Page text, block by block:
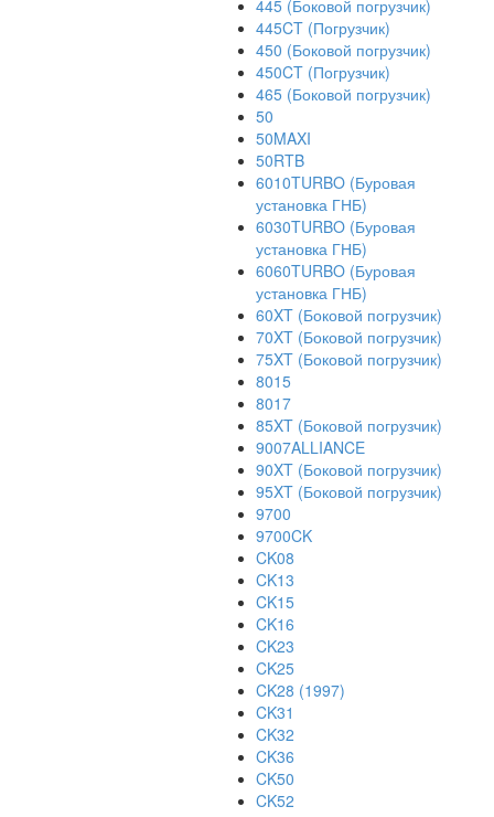
445 (Боковой погрузчик)
445CT (Погрузчик)
450 (Боковой погрузчик)
450CT (Погрузчик)
465 (Боковой погрузчик)
50
50MAXI
50RTB
6010TURBO (Буровая
установка ГНБ)
6030TURBO (Буровая
установка ГНБ)
6060TURBO (Буровая
установка ГНБ)
60XT (Боковой погрузчик)
70XT (Боковой погрузчик)
75XT (Боковой погрузчик)
8015
8017
85XT (Боковой погрузчик)
9007ALLIANCE
90XT (Боковой погрузчик)
95XT (Боковой погрузчик)
9700
9700CK
CK08
CK13
CK15
CK16
CK23
CK25
CK28 (1997)
CK31
CK32
CK36
CK50
CK52